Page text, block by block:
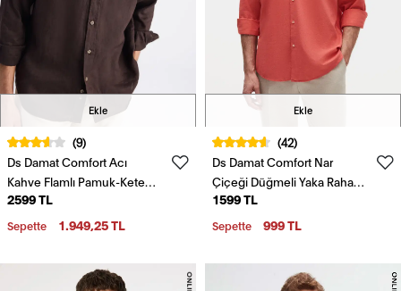
Ekle
(9)
Ds Damat Comfort Acı
Kahve Flamlı Pamuk-Keten
Yazlık Gömlek
2599 TL
Sepette 1.949,25 TL
Ekle
(42)
Ds Damat Comfort Nar
Çiçeği Düğmeli Yaka Rahat
Kesim Keten Görünümlü
%100 Pamuk Gömlek
1599 TL
Sepette 999 TL